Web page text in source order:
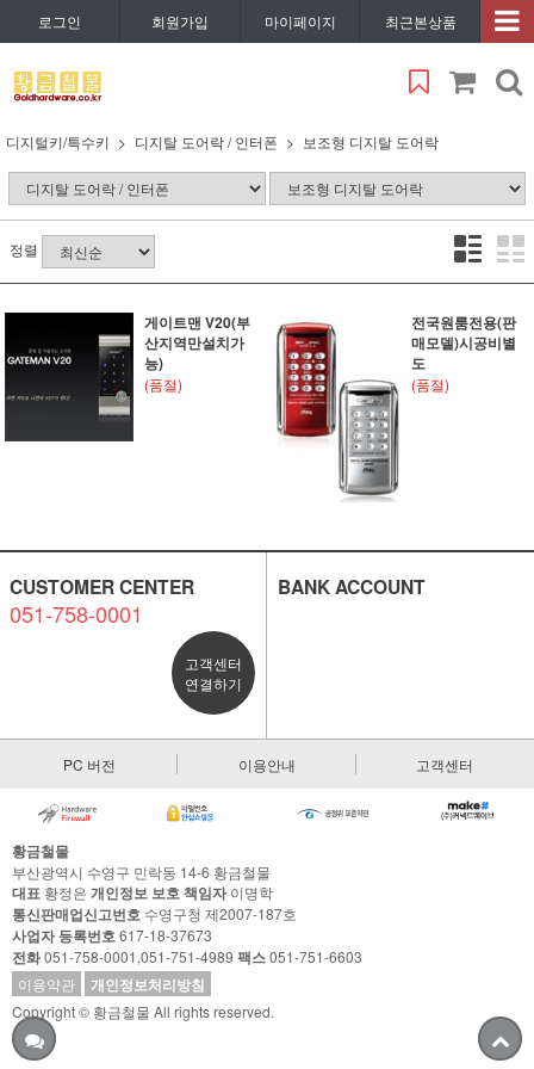
로그인 회원가입 마이페이지 최근본상품
디지털키/특수키 디지탈 도어락 / 인터폰 보조형 디지탈 도어락
정렬
게이트맨 V20(부
산지역만설치가
능)
(품절)
전국원룸전용(판
매모델)시공비별
도
(품절)
CUSTOMER CENTER
051-758-0001
고객센터
연결하기
BANK ACCOUNT
PC 버전 이용안내 고객센터
황금철물
부산광역시 수영구 민락동 14-6 황금철물
대표 황정은 개인정보 보호 책임자이명학
통신판매업신고번호 수영구청 제2007-187호
사업자 등록번호617-18-37673
전화051-758-0001,051-751-4989 팩스051-751-6603
이용약관
개인정보처리방침
Copyright © 황금철물 All rights reserved.